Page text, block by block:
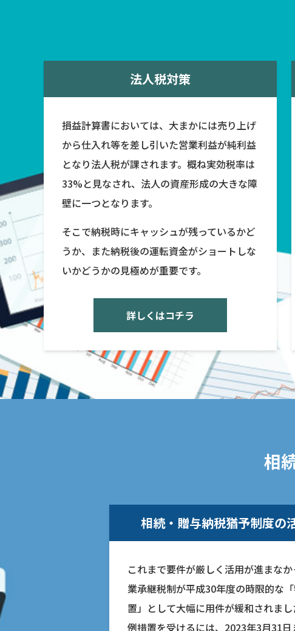
法人税対策
損益計算書においては、大まかには売り上げ
から仕入れ等を差し引いた営業利益が純利益
となり法人税が課されます。概ね実効税率は
33%と見なされ、法人の資産形成の大きな障
壁に一つとなります。
そこで納税時にキャッシュが残っているかど
うか、また納税後の運転資金がショートしな
いかどうかの見極めが重要です。
詳しくはコチラ
相
相続・贈与納税猶予制度の
これまで要件が厳しく活用が進まな
業承継税制が平成30年度の時限的な
置」として大幅に用件が緩和されま
例措置を受けるには、2023年3月31日